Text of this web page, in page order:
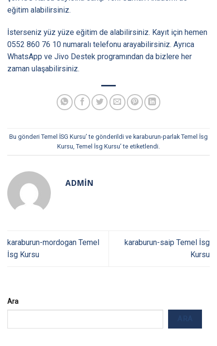
eğitim alabilirsiniz.
İsterseniz yüz yüze eğitim de alabilirsiniz. Kayıt için hemen
0552 860 76 10 numaralı telefonu arayabilirsiniz. Ayrıca
WhatsApp ve Jivo Destek programından da bizlere her
zaman ulaşabilirsiniz.
Bu gönderi Temel İSG Kursu’ te gönderildi ve karaburun-parlak Temel İsg
Kursu Temel İsg Kursu’ te etiketlendi.
ADMIN
karaburun-mordogan Temel
İsg Kursu
karaburun-saip Temel İsg
Kursu
Ara